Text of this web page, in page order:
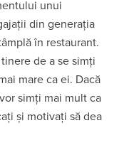
unui
din generația
în restaurant.
de a se simți
mare ca ei. Dacă
simți mai mult ca
și motivați să dea